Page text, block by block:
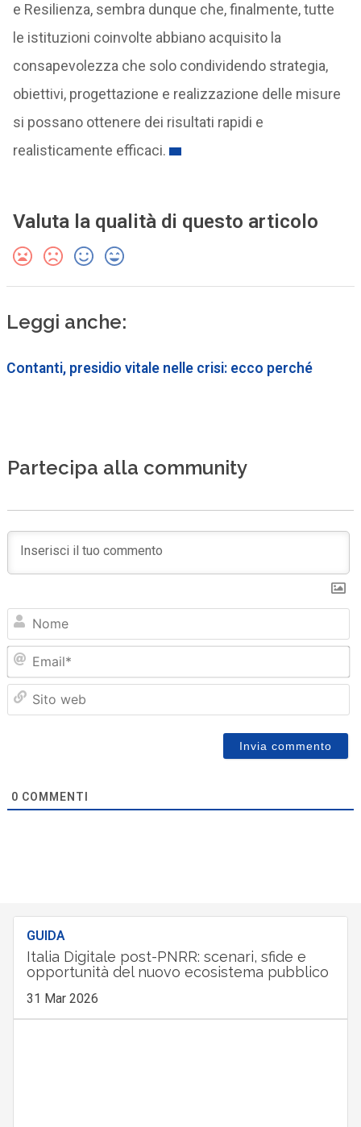
e Resilienza, sembra dunque che, finalmente, tutte
le istituzioni coinvolte abbiano acquisito la
consapevolezza che solo condividendo strategia,
obiettivi, progettazione e realizzazione delle misure
si possano ottenere dei risultati rapidi e
realisticamente efficaci.
Valuta la qualità di questo articolo
Leggi anche:
Contanti, presidio vitale nelle crisi: ecco perché
Partecipa alla community
0 COMMENTI
GUIDA
Italia Digitale post-PNRR: scenari, sfide e
opportunità del nuovo ecosistema pubblico
31 Mar 2026